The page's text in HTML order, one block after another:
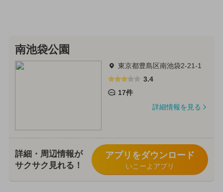
南池袋公園
東京都豊島区南池袋2-21-1
3.4
17件
詳細情報を見る
詳細・周辺情報が
サクサク見れる！
アプリをダウンロード
いこーよアプリ